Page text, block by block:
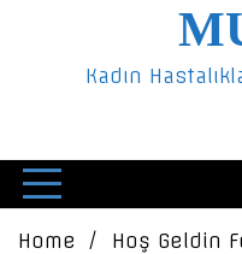
Kadın
Home Hoş Geldin